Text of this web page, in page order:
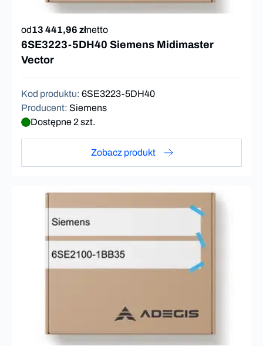
od13 441,96 złnetto
6SE3223-5DH40 Siemens Midimaster
Vector
Kod produktu: 6SE3223-5DH40
Producent: Siemens
Dostępne 2 szt.
Zobacz produkt